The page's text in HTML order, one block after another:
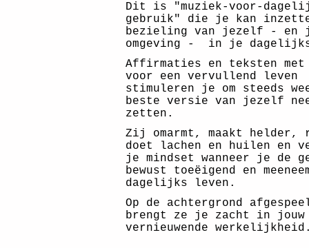
Dit is "muziek-voor-
gebruik" die je kan
bezieling van jezelf - en
omgeving - in je
Affirmaties en teksten met
voor een vervullend leven
stimuleren je om steeds
beste versie van jezelf
zetten.
Zij omarmt, maakt
doet lachen en huilen en
je mindset wanneer je de
bewust toeëigend en
dagelijks leven.
Op de achtergrond
brengt ze je zacht in
vernieuwende